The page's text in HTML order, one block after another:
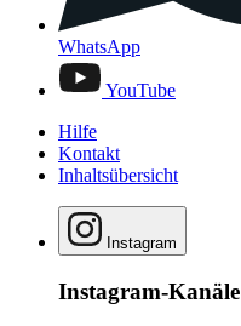
WhatsApp
YouTube
Hilfe
Kontakt
Inhaltsübersicht
Instagram
Instagram-Kanäle